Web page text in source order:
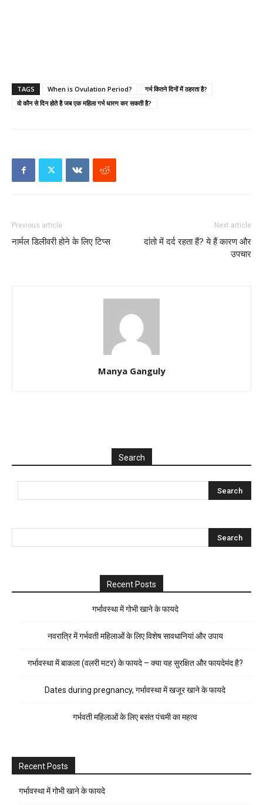
TAGS When is Ovulation Period?
गर्भ कितने दिनों में ठहरता है?
वो कौन से दिन होते है जब एक महिला गर्भ धारण कर सकती है?
Previous article
नार्मल डिलीवरी होने के लिए टिप्स
Next article
दांतो में दर्द रहता हैं? ये हैं कारण और
उपचार
Manya Ganguly
Search
Recent Posts
गर्भावस्था में गोभी खाने के फायदे
नवरात्रि में गर्भवती महिलाओं के लिए विशेष सावधानियां और उपाय
गर्भावस्था में बाकला (वलरी मटर) के फायदे – क्या यह सुरक्षित और फायदेमंद है?
Dates during pregnancy, गर्भावस्था में खजूर खाने के फायदे
गर्भवती महिलाओं के लिए बसंत पंचमी का महत्व
Recent Posts
गर्भावस्था में गोभी खाने के फायदे